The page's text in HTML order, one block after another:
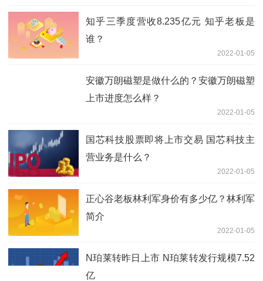
知乎三季度营收8.235亿元 知乎老板是
谁？
2022-01-05
安徽万朗磁塑是做什么的？安徽万朗磁塑
上市进度怎么样？
2022-01-05
国芯科技股票即将上市交易 国芯科技主
营业务是什么？
2022-01-05
正心谷老板林利军身价有多少亿？林利军
简介
2022-01-05
N珀莱转昨日上市 N珀莱转发行规模7.52
亿